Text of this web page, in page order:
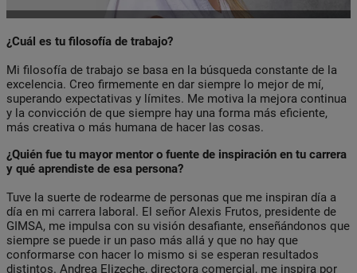
¿Cuál es tu filosofía de trabajo?
Mi filosofía de trabajo se basa en la búsqueda constante de la
excelencia. Creo firmemente en dar siempre lo mejor de mí,
superando expectativas y límites. Me motiva la mejora continua
y la convicción de que siempre hay una forma más eficiente,
más creativa o más humana de hacer las cosas.
¿Quién fue tu mayor mentor o fuente de inspiración en tu carrera
y qué aprendiste de esa persona?
Tuve la suerte de rodearme de personas que me inspiran día a
día en mi carrera laboral. El señor Alexis Frutos, presidente de
GIMSA, me impulsa con su visión desafiante, enseñándonos que
siempre se puede ir un paso más allá y que no hay que
conformarse con hacer lo mismo si se esperan resultados
distintos. Andrea Elizeche, directora comercial, me inspira por